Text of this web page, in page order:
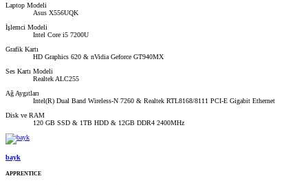
Laptop Modeli
Asus X556UQK
İşlemci Modeli
Intel Core i5 7200U
Grafik Kartı
HD Graphics 620 & nVidia Geforce GT940MX
Ses Kartı Modeli
Realtek ALC255
Ağ Aygıtları
Intel(R) Dual Band Wireless-N 7260 & Realtek RTL8168/8111 PCI-E Gigabit Ethernet
Disk ve RAM
120 GB SSD & 1TB HDD & 12GB DDR4 2400MHz
bayk
APPRENTICE